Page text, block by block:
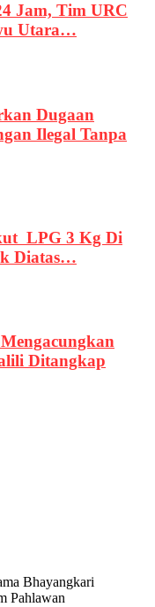
Jam, Tim URC
Utara…
Dugaan
Ilegal Tanpa
LPG 3 Kg Di
Diatas…
Ditangkap
Bhayangkari
Pahlawan